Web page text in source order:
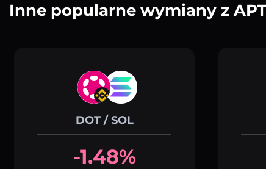
Inne popularne wymiany z APT
DOT / SOL
-1.48%